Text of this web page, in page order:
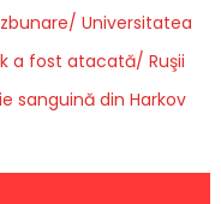
Universitatea
a fost atacată/ Ruşii
sanguină din Harkov